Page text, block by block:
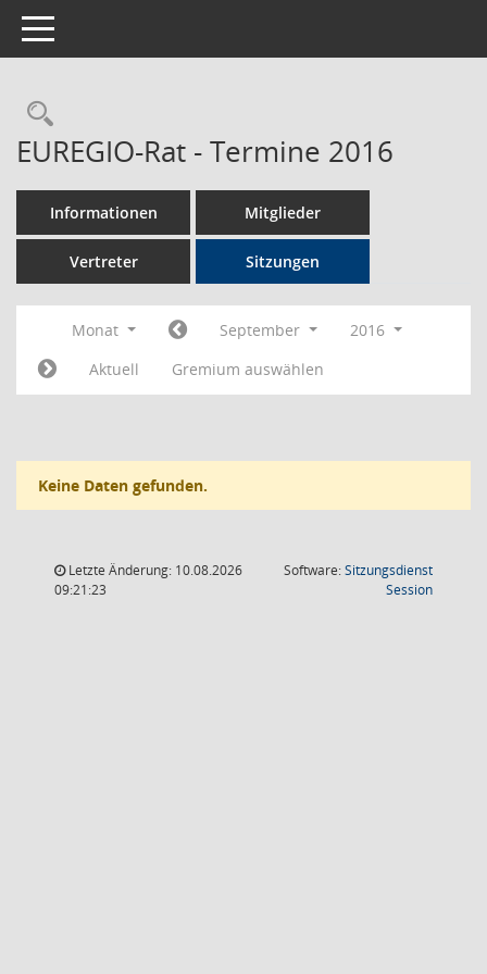
Toggle navigation
Rechercheauswahl
EUREGIO-Rat - Termine 2016
Informationen Mitglieder
Vertreter Sitzungen
Monat September
2016
Aktuell
Gremium auswählen
Keine Daten gefunden.
Letzte Änderung: 10.08.2026
09:21:23
Software:Sitzungsdienst
Session(Wird in